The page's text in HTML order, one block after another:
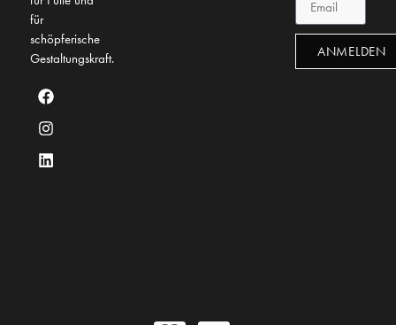
für
schöpferische
Gestaltungskraft.
ANMELDEN